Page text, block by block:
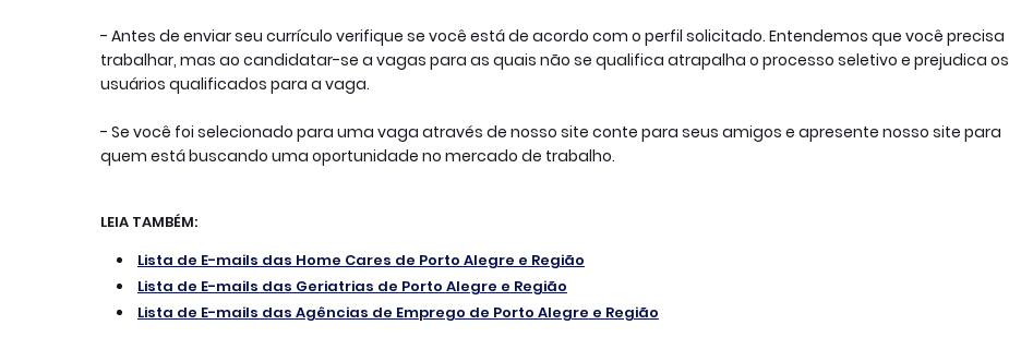
- Antes de enviar seu currículo verifique se você está de acordo com o perfil solicitado. Entendemos que você precisa
trabalhar, mas ao candidatar-se a vagas para as quais não se qualifica atrapalha o processo seletivo e prejudica os
usuários qualificados para a vaga.
- Se você foi selecionado para uma vaga através de nosso site conte para seus amigos e apresente nosso site para
quem está buscando uma oportunidade no mercado de trabalho.
Lista de E-mails das Home Cares de Porto Alegre e Região
Lista de E-mails das Geriatrias de Porto Alegre e Região
Lista de E-mails das Agências de Emprego de Porto Alegre e Região